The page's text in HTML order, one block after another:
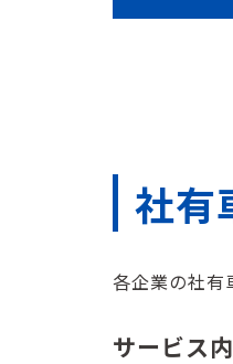
社有
各企業の社有
サービス